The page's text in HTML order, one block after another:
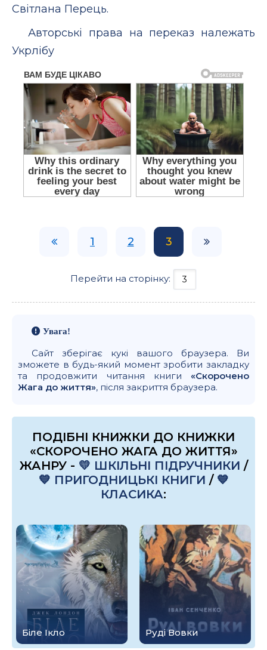
Світлана Перець.
Авторські права на переказ належать
Укрлібу
1 2 3
Перейти на сторінку:
Увага!
Сайт зберігає кукі вашого браузера. Ви
зможете в будь-який момент зробити закладку
та продовжити читання книги «Скорочено
Жага до життя», після закриття браузера.
ПОДІБНІ КНИЖКИ ДО КНИЖКИ
«СКОРОЧЕНО ЖАГА ДО ЖИТТЯ»
ЖАНРУ - 💛 ШКІЛЬНІ ПІДРУЧНИКИ /
💙 ПРИГОДНИЦЬКІ КНИГИ / 💙
КЛАСИКА:
Біле Ікло Руді Вовки